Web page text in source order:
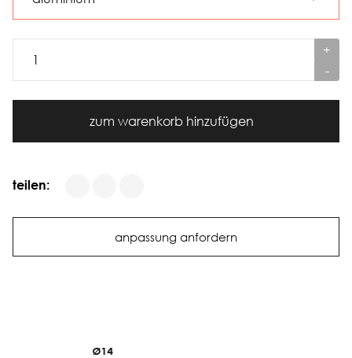
+
-
zum warenkorb hinzufügen
teilen:
anpassung anfordern